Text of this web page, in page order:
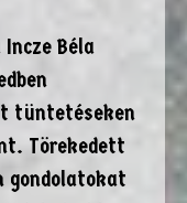
Béla
tüntetéseken
Törekedett
gondolatokat